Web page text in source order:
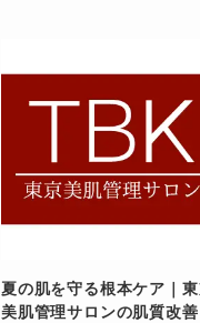
夏の肌を守る根本ケア｜
美肌管理サロンの肌質改善